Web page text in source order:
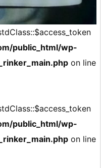
public_html/wp-
on line
public_html/wp-
on line